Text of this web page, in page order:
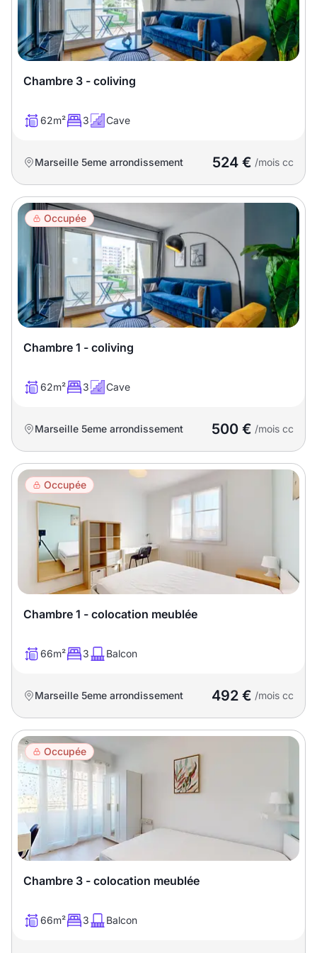
Chambre 3 - coliving
62m² 3 Cave
Marseille 5eme arrondissement 524 € /mois cc
Occupée
Chambre 1 - coliving
62m² 3 Cave
Marseille 5eme arrondissement 500 € /mois cc
Occupée
Chambre 1 - colocation meublée
66m² 3 Balcon
Marseille 5eme arrondissement 492 € /mois cc
Occupée
Chambre 3 - colocation meublée
66m² 3 Balcon